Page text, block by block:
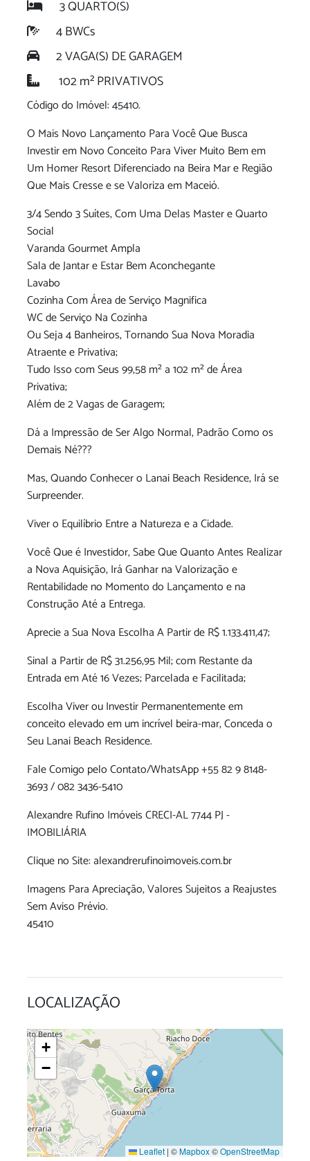
3 QUARTO(S)
4 BWCs
2 VAGA(S) DE GARAGEM
102 m² PRIVATIVOS
Código do Imóvel: 45410.
O Mais Novo Lançamento Para Você Que Busca
Investir em Novo Conceito Para Viver Muito Bem em
Um Homer Resort Diferenciado na Beira Mar e Região
Que Mais Cresse e se Valoriza em Maceió.
3/4 Sendo 3 Suítes, Com Uma Delas Master e Quarto
Social
Varanda Gourmet Ampla
Sala de Jantar e Estar Bem Aconchegante
Lavabo
Cozinha Com Área de Serviço Magnifica
WC de Serviço Na Cozinha
Ou Seja 4 Banheiros, Tornando Sua Nova Moradia
Atraente e Privativa;
Tudo Isso com Seus 99,58 m² a 102 m² de Área
Privativa;
Além de 2 Vagas de Garagem;
Dá a Impressão de Ser Algo Normal, Padrão Como os
Demais Né???
Mas, Quando Conhecer o Lanai Beach Residence, Irá se
Surpreender.
Viver o Equilíbrio Entre a Natureza e a Cidade.
Você Que é Investidor, Sabe Que Quanto Antes Realizar
a Nova Aquisição, Irá Ganhar na Valorização e
Rentabilidade no Momento do Lançamento e na
Construção Até a Entrega.
Aprecie a Sua Nova Escolha A Partir de R$ 1.133.411,47;
Sinal a Partir de R$ 31.256,95 Mil; com Restante da
Entrada em Até 16 Vezes; Parcelada e Facilitada;
Escolha Viver ou Investir Permanentemente em
conceito elevado em um incrível beira-mar, Conceda o
Seu Lanai Beach Residence.
Fale Comigo pelo Contato/WhatsApp +55 82 9 8148-
3693 / 082 3436-5410
Alexandre Rufino Imóveis CRECI-AL 7744 PJ -
IMOBILIÁRIA
Clique no Site: alexandrerufinoimoveis.com.br
Imagens Para Apreciação, Valores Sujeitos a Reajustes
Sem Aviso Prévio.
45410
LOCALIZAÇÃO
+
−
Leaflet | ©Mapbox©OpenStreetMap